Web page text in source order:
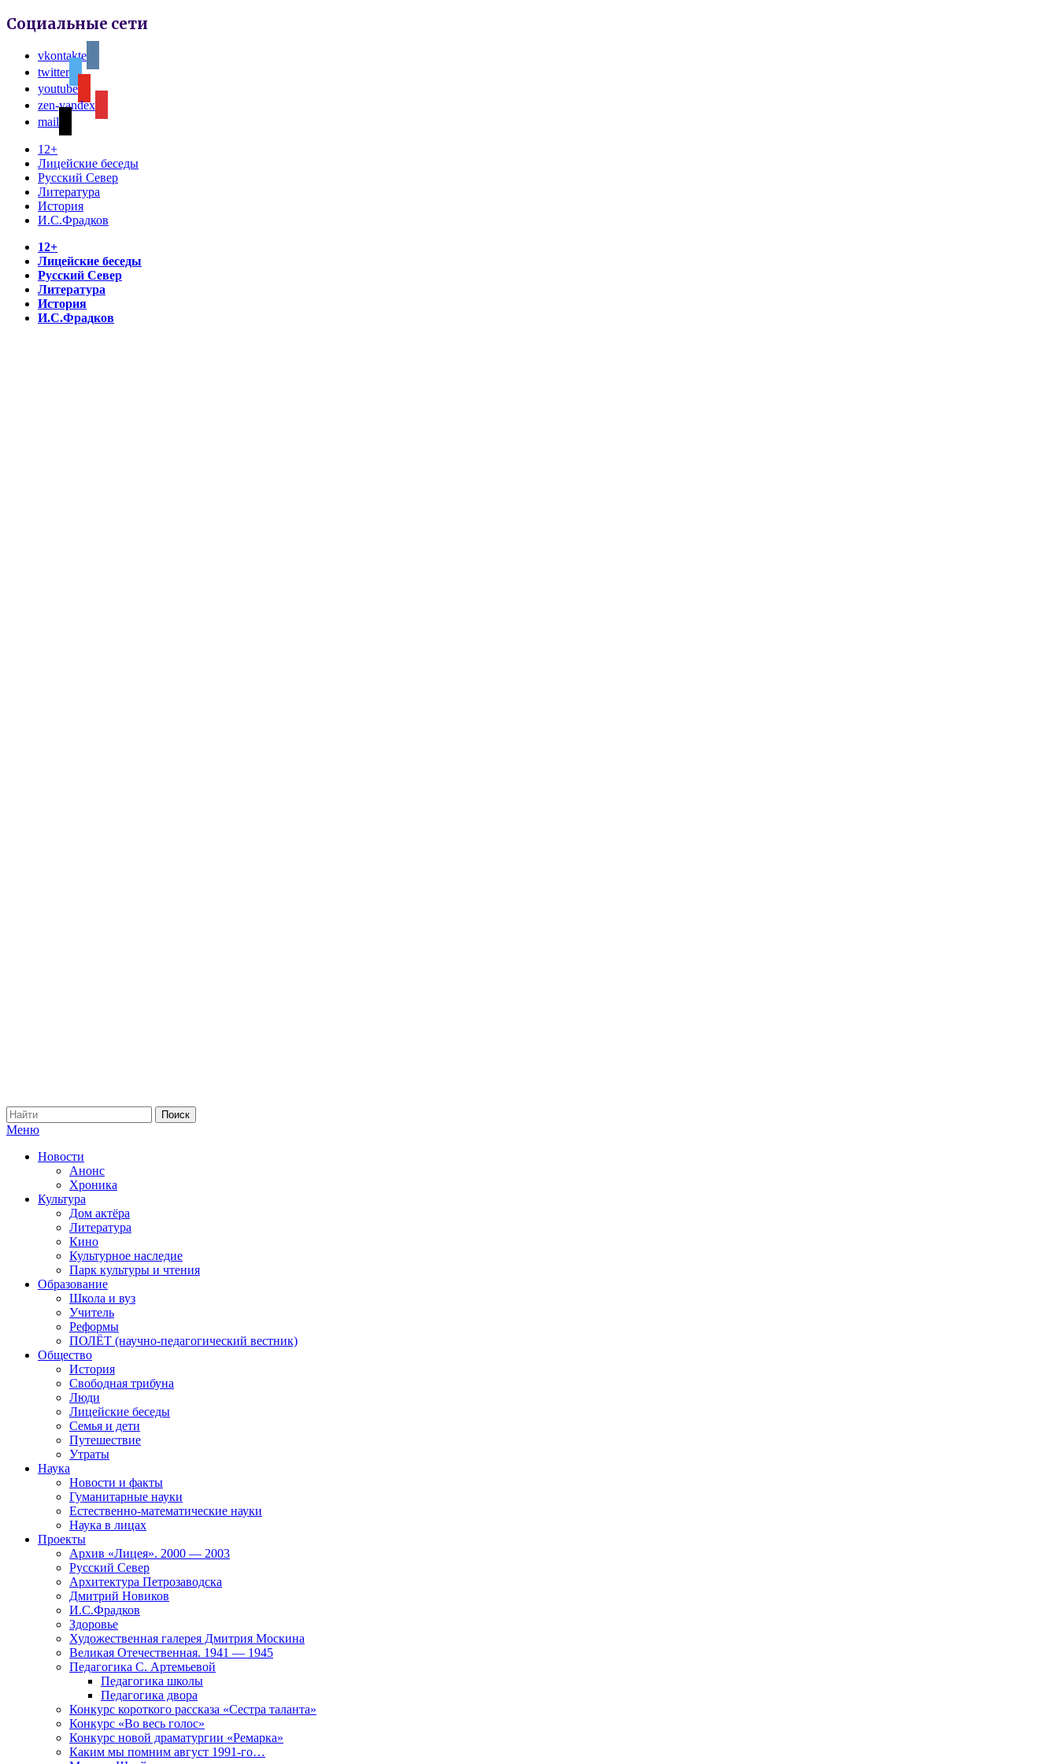
Социальные сети
vkontakte
twitter
youtube
zen-yandex
mail
12+
Лицейские беседы
Русский Север
Литература
История
И.С.Фрадков
12+
Лицейские беседы
Русский Север
Литература
История
И.С.Фрадков
Меню
Новости
Анонс
Хроника
Культура
Дом актёра
Литература
Кино
Культурное наследие
Парк культуры и чтения
Образование
Школа и вуз
Учитель
Реформы
ПОЛЁТ (научно-педагогический вестник)
Общество
История
Свободная трибуна
Люди
Лицейские беседы
Семья и дети
Путешествие
Утраты
Наука
Новости и факты
Гуманитарные науки
Естественно-математические науки
Наука в лицах
Проекты
Архив «Лицея». 2000 — 2003
Русский Север
Архитектура Петрозаводска
Дмитрий Новиков
И.С.Фрадков
Здоровье
Художественная галерея Дмитрия Москина
Великая Отечественная. 1941 — 1945
Педагогика С. Артемьевой
Педагогика школы
Педагогика двора
Конкурс короткого рассказа «Сестра таланта»
Конкурс «Во весь голос»
Конкурс новой драматургии «Ремарка»
Каким мы помним август 1991-го…